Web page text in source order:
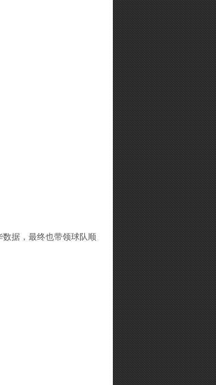
据，最终也带领球队顺